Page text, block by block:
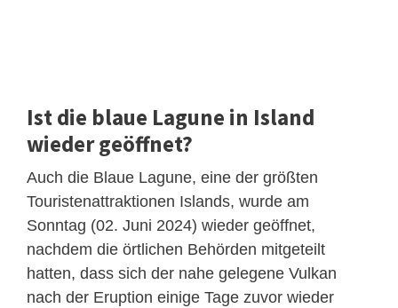
Ist die blaue Lagune in Island
wieder geöffnet?
Auch die Blaue Lagune, eine der größten
Touristenattraktionen Islands, wurde am
Sonntag (02. Juni 2024) wieder geöffnet,
nachdem die örtlichen Behörden mitgeteilt
hatten, dass sich der nahe gelegene Vulkan
nach der Eruption einige Tage zuvor wieder